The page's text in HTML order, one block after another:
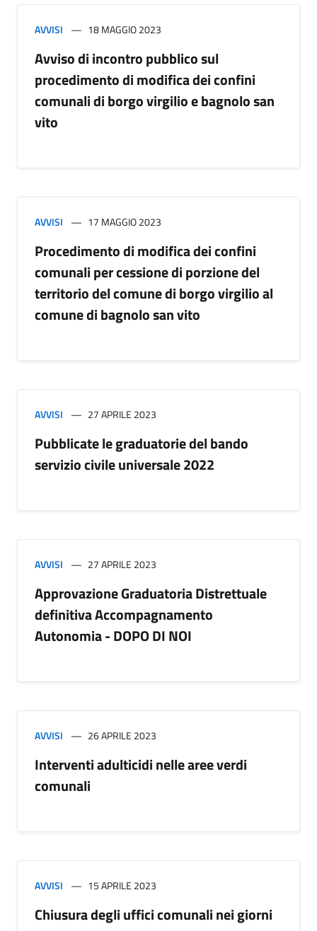
AVVISI 18 MAGGIO 2023
Avviso di incontro pubblico sul
procedimento di modifica dei confini
comunali di borgo virgilio e bagnolo san
vito
AVVISI 17 MAGGIO 2023
Procedimento di modifica dei confini
comunali per cessione di porzione del
territorio del comune di borgo virgilio al
comune di bagnolo san vito
AVVISI 27 APRILE 2023
Pubblicate le graduatorie del bando
servizio civile universale 2022
AVVISI 27 APRILE 2023
Approvazione Graduatoria Distrettuale
definitiva Accompagnamento
Autonomia - DOPO DI NOI
AVVISI 26 APRILE 2023
Interventi adulticidi nelle aree verdi
comunali
AVVISI 15 APRILE 2023
Chiusura degli uffici comunali nei giorni